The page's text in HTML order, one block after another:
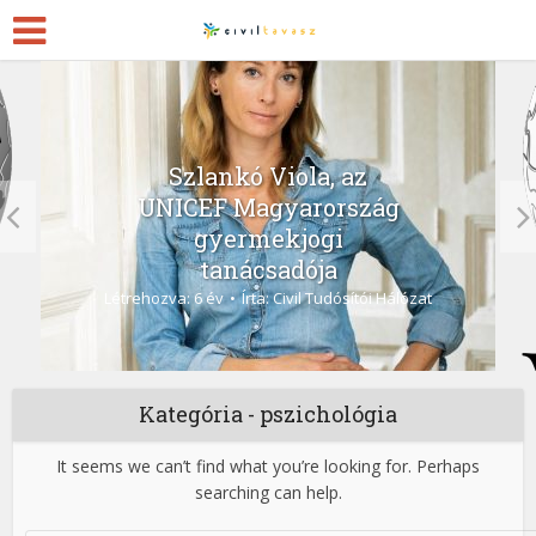
Szlankó Viola, az
UNICEF Magyarország
gyermekjogi
tanácsadója
Létrehozva: 6 év Írta:Civil Tudósítói Hálózat
Kategória - pszichológia
It seems we can’t find what you’re looking for. Perhaps
searching can help.